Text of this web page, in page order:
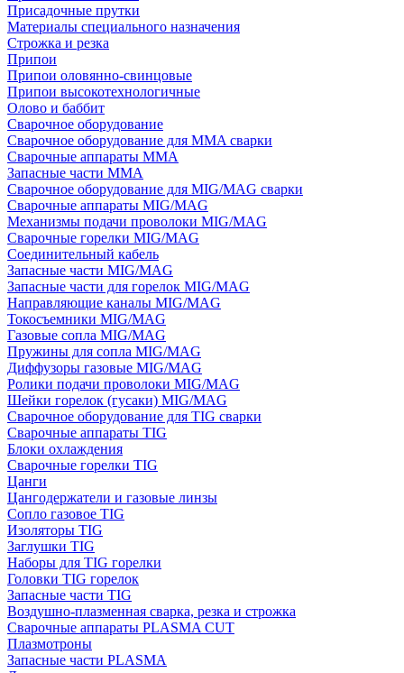
Присадочные прутки
Материалы специального назначения
Строжка и резка
Припои
Припои оловянно-свинцовые
Припои высокотехнологичные
Олово и баббит
Сварочное оборудование
Сварочное оборудование для MMA сварки
Сварочные аппараты MMA
Запасные части MMA
Сварочное оборудование для MIG/MAG сварки
Сварочные аппараты MIG/MAG
Механизмы подачи проволоки MIG/MAG
Сварочные горелки MIG/MAG
Соединительный кабель
Запасные части MIG/MAG
Запасные части для горелок MIG/MAG
Направляющие каналы MIG/MAG
Токосъемники MIG/MAG
Газовые сопла MIG/MAG
Пружины для сопла MIG/MAG
Диффузоры газовые MIG/MAG
Ролики подачи проволоки MIG/MAG
Шейки горелок (гусаки) MIG/MAG
Сварочное оборудование для TIG сварки
Сварочные аппараты TIG
Блоки охлаждения
Сварочные горелки TIG
Цанги
Цангодержатели и газовые линзы
Сопло газовое TIG
Изоляторы TIG
Заглушки TIG
Наборы для TIG горелки
Головки TIG горелок
Запасные части TIG
Воздушно-плазменная сварка, резка и строжка
Сварочные аппараты PLASMA CUT
Плазмотроны
Запасные части PLASMA